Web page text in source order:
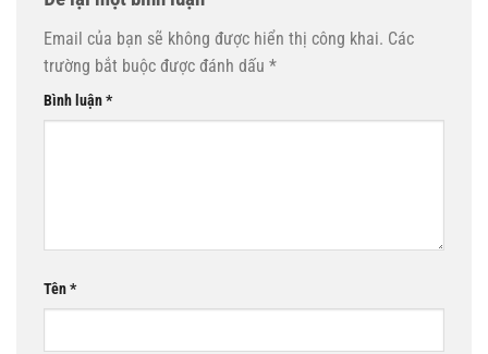
Email của bạn sẽ không được hiển thị công khai. Các
trường bắt buộc được đánh dấu *
Bình luận*
Tên*